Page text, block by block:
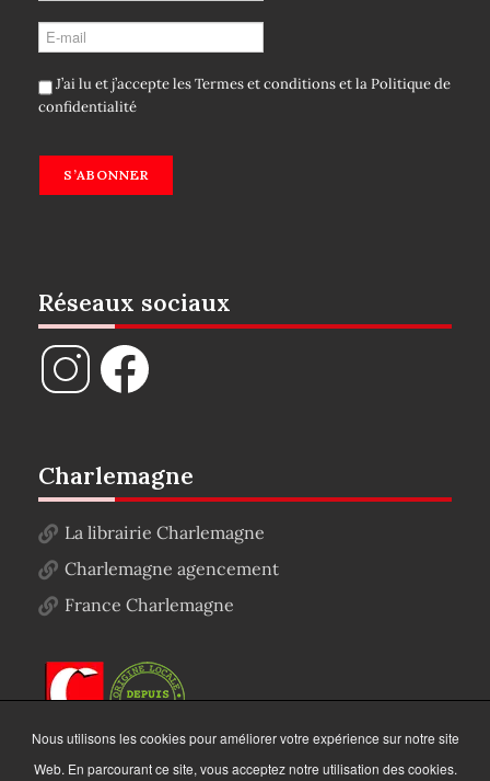
J’ai lu et j’accepte lesTermes et conditionset laPolitique de
confidentialité
S’ABONNER
Réseaux sociaux
Charlemagne
La librairie Charlemagne
Charlemagne agencement
France Charlemagne
Nous utilisons les cookies pour améliorer votre expérience sur notre site
Web. En parcourant ce site, vous acceptez notre utilisation des cookies.